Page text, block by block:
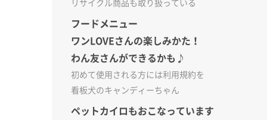
フードメニュー
ワンLOVEさんの楽しみかた！
わん友さんができるかも♪
初めて使用される方には利用規約を
看板犬のキャンディーちゃん
ペットカイロもおこなっています